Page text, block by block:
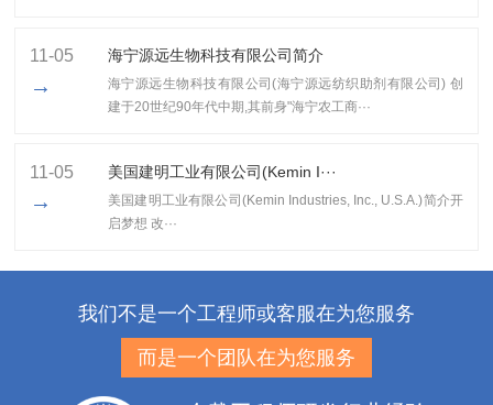
11-05
→
海宁源远生物科技有限公司简介
海宁源远生物科技有限公司(海宁源远纺织助剂有限公司) 创
建于20世纪90年代中期,其前身"海宁农工商···
11-05
→
美国建明工业有限公司(Kemin I···
美国建明工业有限公司(Kemin Industries, Inc., U.S.A.)简介开
启梦想 改···
我们不是一个工程师或客服在为您服务
而是一个团队在为您服务